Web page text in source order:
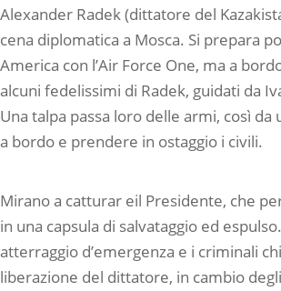
Alexander Radek (dittatore del
cena diplomatica a Mosca. Si prepara
America con l’Air Force One, ma a
alcuni fedelissimi di Radek, guidati da
Una talpa passa loro delle armi, così
a bordo e prendere in ostaggio i civili.
Mirano a catturar eil Presidente, che
in una capsula di salvataggio ed
atterraggio d’emergenza e i criminali
liberazione del dittatore, in cambio